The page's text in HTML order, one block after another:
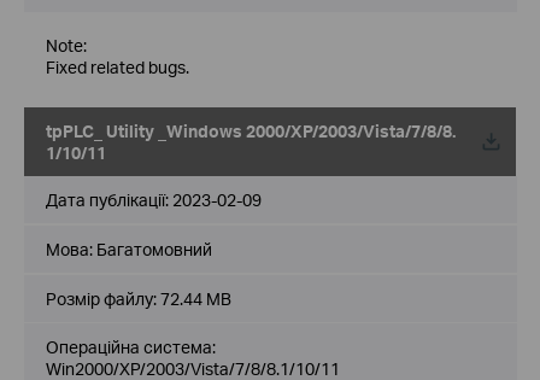
Note:
Fixed related bugs.
tpPLC_ Utility _Windows 2000/XP/2003/Vista/7/8/8.
1/10/11
Дата публікації: 2023-02-09
Мова: Багатомовний
Розмір файлу:72.44 MB
Операційна система:
Win2000/XP/2003/Vista/7/8/8.1/10/11